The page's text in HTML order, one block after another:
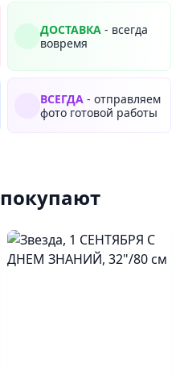
ДОСТАВКА - всегда
вовремя
ВСЕГДА - отправляем
фото готовой работы